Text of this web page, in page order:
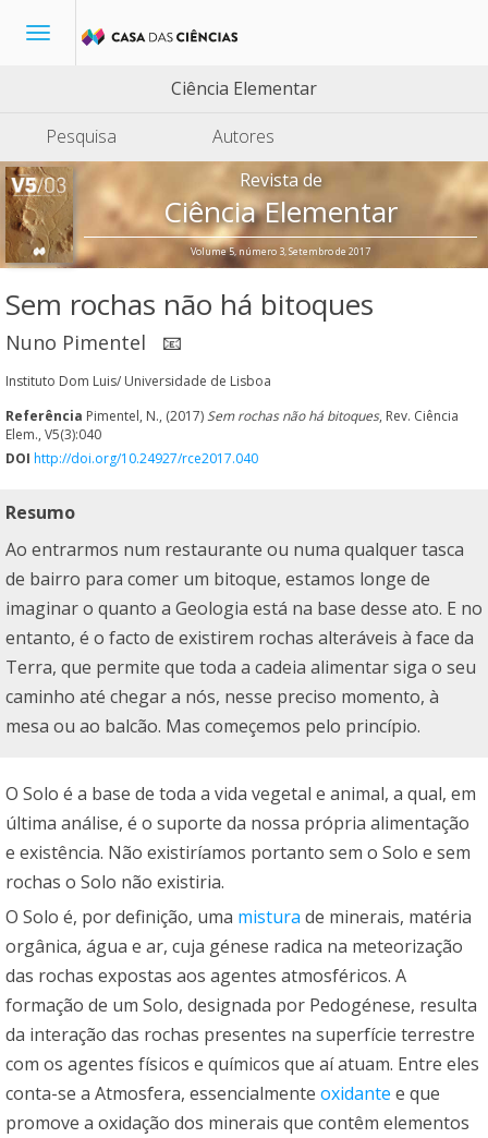
Toggle
Ciência Elementar
Pesquisa
Autores
Revista de
Ciência Elementar
Volume 5, número 3, Setembro de 2017
Sem rochas não há bitoques
Nuno Pimentel 📧
Instituto Dom Luis/ Universidade de Lisboa
Referência Pimentel, N., (2017)Sem rochas não há bitoques, Rev. Ciência
Elem., V5(3):040
DOI http://doi.org/10.24927/rce2017.040
Resumo
Ao entrarmos num restaurante ou numa qualquer tasca
de bairro para comer um bitoque, estamos longe de
imaginar o quanto a Geologia está na base desse ato. E no
entanto, é o facto de existirem rochas alteráveis à face da
Terra, que permite que toda a cadeia alimentar siga o seu
caminho até chegar a nós, nesse preciso momento, à
mesa ou ao balcão. Mas começemos pelo princípio.
O Solo é a base de toda a vida vegetal e animal, a qual, em
última análise, é o suporte da nossa própria alimentação
e existência. Não existiríamos portanto sem o Solo e sem
rochas o Solo não existiria.
O Solo é, por definição, uma mistura de minerais, matéria
orgânica, água e ar, cuja génese radica na meteorização
das rochas expostas aos agentes atmosféricos. A
formação de um Solo, designada por Pedogénese, resulta
da interação das rochas presentes na superfície terrestre
com os agentes físicos e químicos que aí atuam. Entre eles
conta-se a Atmosfera, essencialmente oxidante e que
promove a oxidação dos minerais que contêm elementos